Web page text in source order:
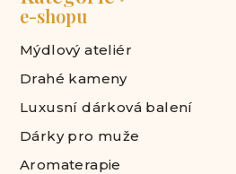
e-shopu
Mýdlový ateliér
Drahé kameny
Luxusní dárková balení
Dárky pro muže
Aromaterapie